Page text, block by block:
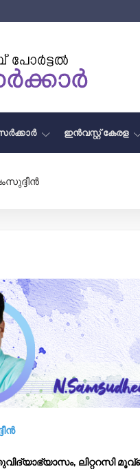
ഇൻവസ്റ്റ് കേരള
ലിറ്ററസി